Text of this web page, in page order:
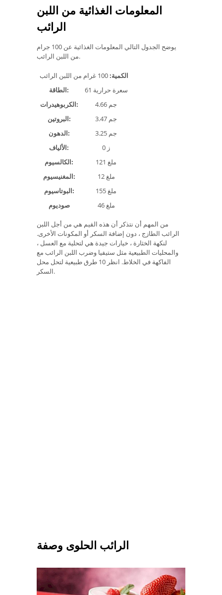
المعلومات الغذائية من اللبن
الرائب
يوضح الجدول التالي المعلومات الغذائية عن 100 جرام
من اللبن الرائب.
الكمية:
الطاقة:
61 سعرة حرارية
الكربوهيدرات:
4.66 جم
البروتين:
3.47 جم
الدهون:
3.25 جم
الألياف:
0 ز
الكالسيوم:
121 ملغ
المغنيسيوم:
12 ملغ
البوتاسيوم:
155 ملغ
صوديوم
46 ملغ
من المهم أن نتذكر أن هذه القيم هي من أجل اللبن
الرائب الطازج ، دون إضافة السكر أو المكونات الأخرى.
لنكهة الخثارة ، خيارات جيدة هي لتحلية مع العسل ،
والمحليات الطبيعية مثل ستيفيا وضرب اللبن الرائب مع
الفاكهة في الخلاط. انظر 10 طرق طبيعية لتحل محل
السكر.
الرائب الحلوى وصفة